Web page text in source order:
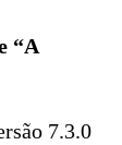
“A
7.3.0